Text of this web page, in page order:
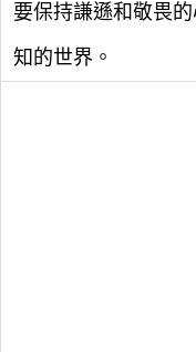
要保持謙遜和敬畏
知的世界。